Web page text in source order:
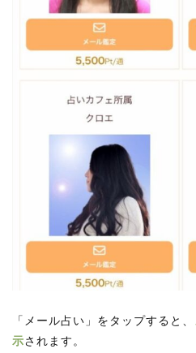
「メール占い」をタップすると、
示されます。